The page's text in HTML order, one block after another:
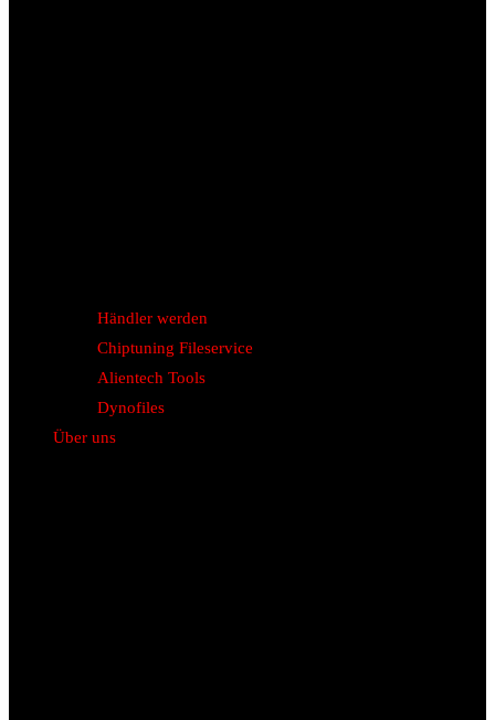
Händler werden
Chiptuning Fileservice
Alientech Tools
Dynofiles
Über uns